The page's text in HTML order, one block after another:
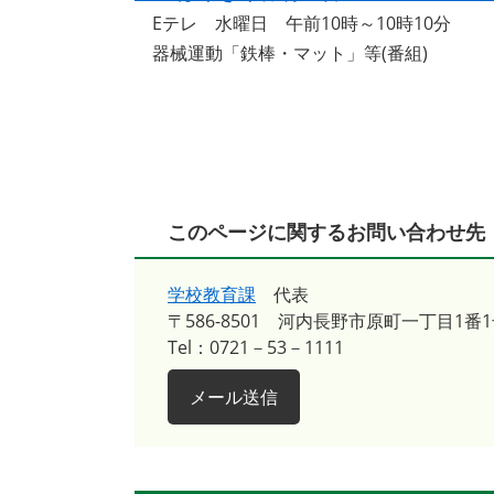
Eテレ 水曜日 午前10時～10時10分
器械運動「鉄棒・マット」等(番組)
このページに関するお問い合わせ先
学校教育課
代表
〒586-8501
河内長野市原町一丁目1番
Tel：0721－53－1111
メール送信